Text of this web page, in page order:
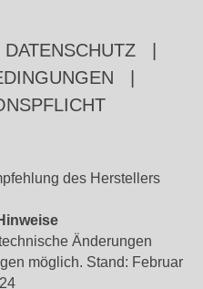
DATENSCHUTZ
des Herstellers
Änderungen
möglich. Stand: Februar